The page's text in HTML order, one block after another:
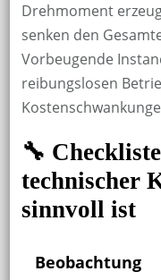
Drehmoment
senken den
Vorbeugende
reibungslosen
🔧
technischer
sinnvoll ist
Beobachtung